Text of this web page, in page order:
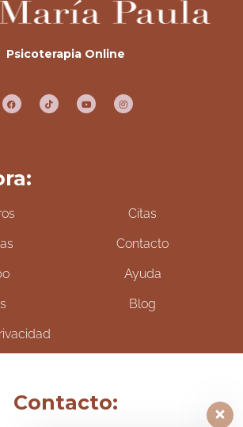
Psicoterapia Online
Citas
Contacto
Ayuda
Blog
Contacto: